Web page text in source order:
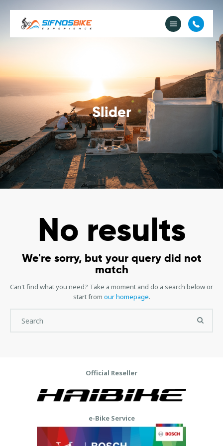
Slider
Ποιοί Είμαστε
Ενοικίαση e-Bike
e-Shop
Ποδήλατο & Διαμονή
Φωτογραφίες
Επικοινωνία
No results
We're sorry, but your query did not
match
Can't find what you need? Take a moment and do a search below or
start from our homepage.
Official Reseller
e-Bike Service